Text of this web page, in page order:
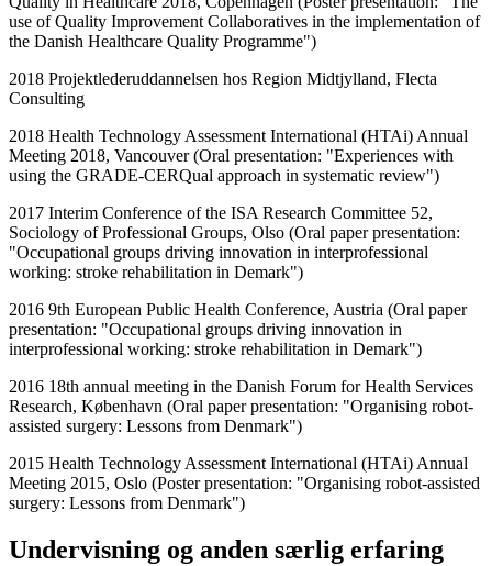
use of Quality Improvement Collaboratives in the implementation of
the Danish Healthcare Quality Programme")
2018 Projektlederuddannelsen hos Region Midtjylland, Flecta
Consulting
2018 Health Technology Assessment International (HTAi) Annual
Meeting 2018, Vancouver (Oral presentation: "Experiences with
using the GRADE-CERQual approach in systematic review")
2017 Interim Conference of the ISA Research Committee 52,
Sociology of Professional Groups, Olso (Oral paper presentation:
"Occupational groups driving innovation in interprofessional
working: stroke rehabilitation in Demark")
2016 9th European Public Health Conference, Austria (Oral paper
presentation: "Occupational groups driving innovation in
interprofessional working: stroke rehabilitation in Demark")
2016 18th annual meeting in the Danish Forum for Health Services
Research, København (Oral paper presentation: "Organising robot-
assisted surgery: Lessons from Denmark")
2015 Health Technology Assessment International (HTAi) Annual
Meeting 2015, Oslo (Poster presentation: "Organising robot-assisted
surgery: Lessons from Denmark")
Undervisning og anden særlig erfaring